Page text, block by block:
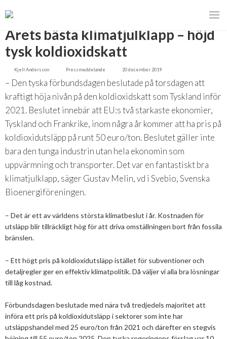
MENY
VI VERKAR FÖR
Styrmedel
Koldioxidskatt
Besvarade remisser
2026
Juni
April
Januari
2025
November
Augusti
Juni
November
September
Augusti
2023
Oktober
Augusti
December
November
December
2020
Remisser på gång
Aktuella frågor
Ger förbränning en kolskuld?
Det finns inget liv utan förbränning
Försörjningstrygghet
Hur ser Sveriges energianvänding ut?
Sammanfattande statistik om bioenergi
Varför behöves reduktionsplikten?
Finns det mark?
Biovärme
Biodrivmedel
Biokraft
Kolsänkor
Bioenergi – ord och begrepp
Exempel på bioenergi
PRESS
MEDLEMSKAP
Associerad medlem
Privat medlem
EVENEMANG
MER
Om oss
Styrelse
Hedersmedlemmar
Konkurrensrättsligt
Svebios stadgar
Medlemmar
Konferenser och event
Nordic Pellets Conference
Medlemmar
Våra kanaler
Kontakt
​Årets bästa klimatjulklapp – höjd
tysk koldioxidskatt
Kjell Andersson Pressmeddelande 20 december 2019
– Den tyska förbundsdagen beslutade på torsdagen att
kraftigt höja nivån på den koldioxidskatt som Tyskland inför
2021. Beslutet innebär att EU:s två starkaste ekonomier,
Tyskland och Frankrike, inom några år kommer att ha pris på
koldioxidutsläpp på runt 50 euro/ton. Beslutet gäller inte
bara den tunga industrin utan hela ekonomin som
uppvärmning och transporter. Det var en fantastiskt bra
klimatjulklapp, säger Gustav Melin, vd i Svebio, Svenska
Bioenergiföreningen.
– Det är ett av världens största klimatbeslut i år. Kostnaden för
utsläpp blir tillräckligt hög för att driva omställningen bort från fossila
bränslen.
– Ett högt pris på koldioxidutsläpp istället för subventioner och
detaljregler ger en effektiv klimatpolitik. Då väljer vi alla bra lösningar
till låg kostnad.
Förbundsdagen beslutade med nära två tredjedels majoritet att
införa ett pris på koldioxidutsläpp i sektorer som inte har
utsläppshandel med 25 euro/ton från 2021 och därefter en stegvis